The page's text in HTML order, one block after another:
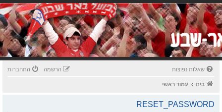
שאלות נפוצות התחברות הרשמה
בית עמוד ראשי
RESET_PASSWORD